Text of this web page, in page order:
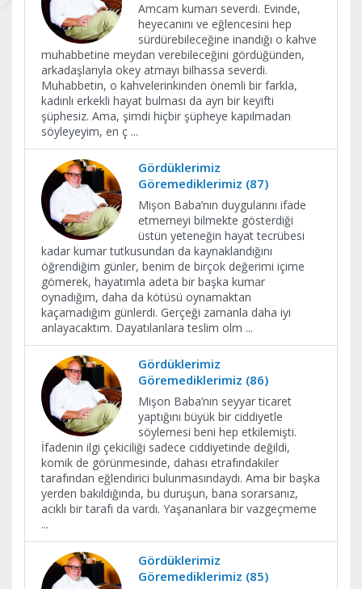
Amcam kumarı severdi. Evinde,
heyecanını ve eğlencesini hep
sürdürebileceğine inandığı o kahve
muhabbetine meydan verebileceğini gördüğünden,
arkadaşlarıyla okey atmayı bilhassa severdi.
Muhabbetin, o kahvelerinkinden önemli bir farkla,
kadınlı erkekli hayat bulması da ayrı bir keyifti
şüphesiz. Ama, şimdi hiçbir şüpheye kapılmadan
söyleyeyim, en ç ...
Gördüklerimiz
Göremediklerimiz (87)
Mişon Baba’nın duygularını ifade
etmemeyi bilmekte gösterdiği
üstün yeteneğin hayat tecrübesi
kadar kumar tutkusundan da kaynaklandığını
öğrendiğim günler, benim de birçok değerimi içime
gömerek, hayatımla adeta bir başka kumar
oynadığım, daha da kötüsü oynamaktan
kaçamadığım günlerdi. Gerçeği zamanla daha iyi
anlayacaktım. Dayatılanlara teslim olm ...
Gördüklerimiz
Göremediklerimiz (86)
Mişon Baba’nın seyyar ticaret
yaptığını büyük bir ciddiyetle
söylemesi beni hep etkilemişti.
İfadenin ilgi çekiciliği sadece ciddiyetinde değildi,
komik de görünmesinde, dahası etrafındakiler
tarafından eğlendirici bulunmasındaydı. Ama bir başka
yerden bakıldığında, bu duruşun, bana sorarsanız,
acıklı bir tarafı da vardı. Yaşananlara bir vazgeçmeme
...
Gördüklerimiz
Göremediklerimiz (85)